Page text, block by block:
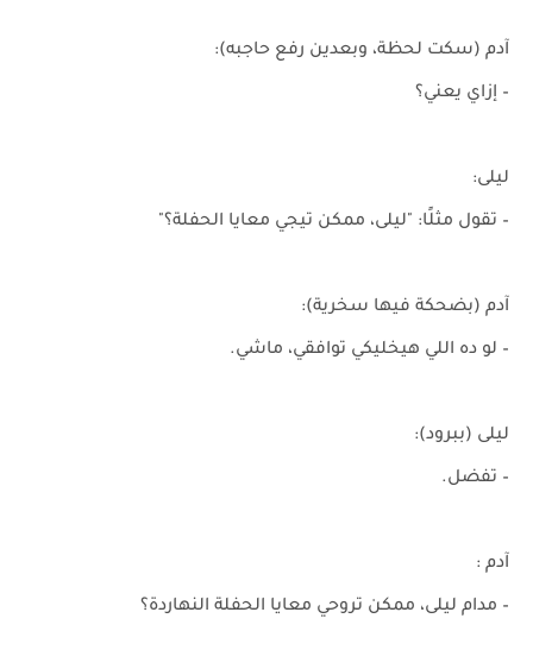
آدم (سكت لحظة، وبعدين رفع حاجبه):
– إزاي يعني؟
ليلى:
– تقول مثلًا: "ليلى، ممكن تيجي معايا الحفلة؟"
آدم (بضحكة فيها سخرية):
– لو ده اللي هيخليكي توافقي، ماشي.
ليلى (ببرود):
– تفضل.
آدم :
– مدام ليلى، ممكن تروحي معايا الحفلة النهاردة؟